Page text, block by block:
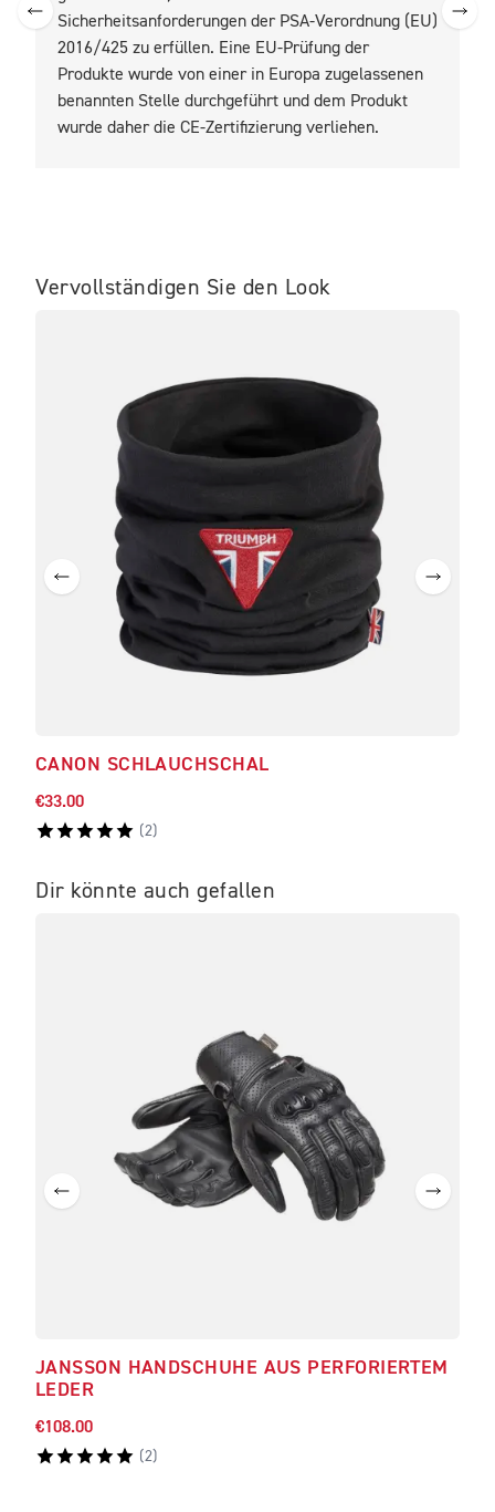
Sicherheitsanforderungen der PSA-Verordnung (EU)
2016/425 zu erfüllen. Eine EU-Prüfung der
Produkte wurde von einer in Europa zugelassenen
benannten Stelle durchgeführt und dem Produkt
wurde daher die CE-Zertifizierung verliehen.
Vervollständigen Sie den Look
CANON SCHLAUCHSCHAL
€33.00
(2)
Dir könnte auch gefallen
JANSSON HANDSCHUHE AUS PERFORIERTEM
LEDER
€108.00
(2)